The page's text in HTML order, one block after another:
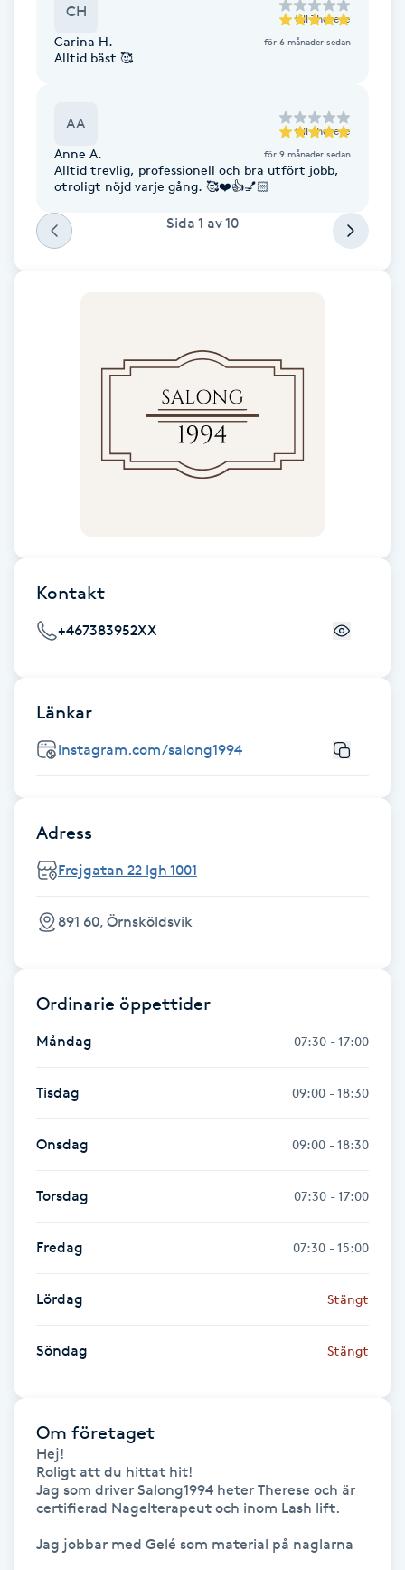
Fotsvamp
Fotvård
Fransborttagning
Fransfärgning
Fransförlängning
Fransförlängning Volym
Friskvårdsmassage
Frisör
Färgning
Föning
Gel naglar
Gellack
Gellack med förstärkning
Gravidmassage
Gravidyoga
Gruppträning
Gua Sha-massage
Hatha Yoga
Healing
Herrklippning
CH till Therese
Carina H. för 6 månader sedan
Alltid bäst 🥰
AA till Therese
Anne A. för 9 månader sedan
Alltid trevlig, professionell och bra utfört jobb,
otroligt nöjd varje gång. 🥰❤️👍💅🏻
Sida 1 av10
Kontakt
+467383952XX
Länkar
instagram.com/salong1994
Adress
Frejgatan 22 lgh 1001
891 60, Örnsköldsvik
Ordinarie öppettider
Måndag 07:30 - 17:00
Tisdag 09:00 - 18:30
Onsdag 09:00 - 18:30
Torsdag 07:30 - 17:00
Fredag 07:30 - 15:00
Lördag Stängt
Söndag Stängt
Om företaget
Hej!
Roligt att du hittat hit!
Jag som driver Salong1994 heter Therese och är
certifierad Nagelterapeut och inom Lash lift.
Jag jobbar med Gelé som material på naglarna